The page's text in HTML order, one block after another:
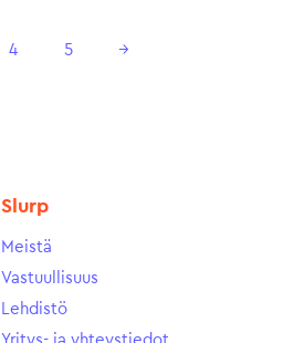
4 5 →
Slurp
Meistä
Vastuullisuus
Lehdistö
Yritys- ja yhteystiedot